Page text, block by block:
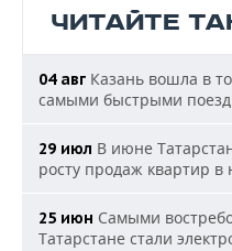
ЧИТАЙТЕ
04 авг Казань вошла в
самыми быстрыми
29 июл В июне
росту продаж квартир в
25 июн Самыми
Татарстане стали